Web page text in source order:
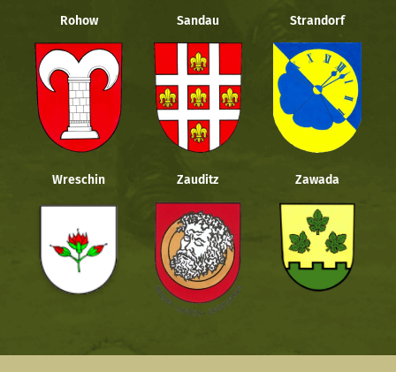
Rohow Sandau Strandorf
Wreschin Zauditz Zawada